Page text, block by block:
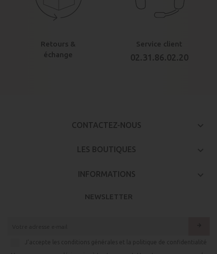
Retours &
échange
Service client
02.31.86.02.20
CONTACTEZ-NOUS
LES BOUTIQUES
INFORMATIONS
NEWSLETTER